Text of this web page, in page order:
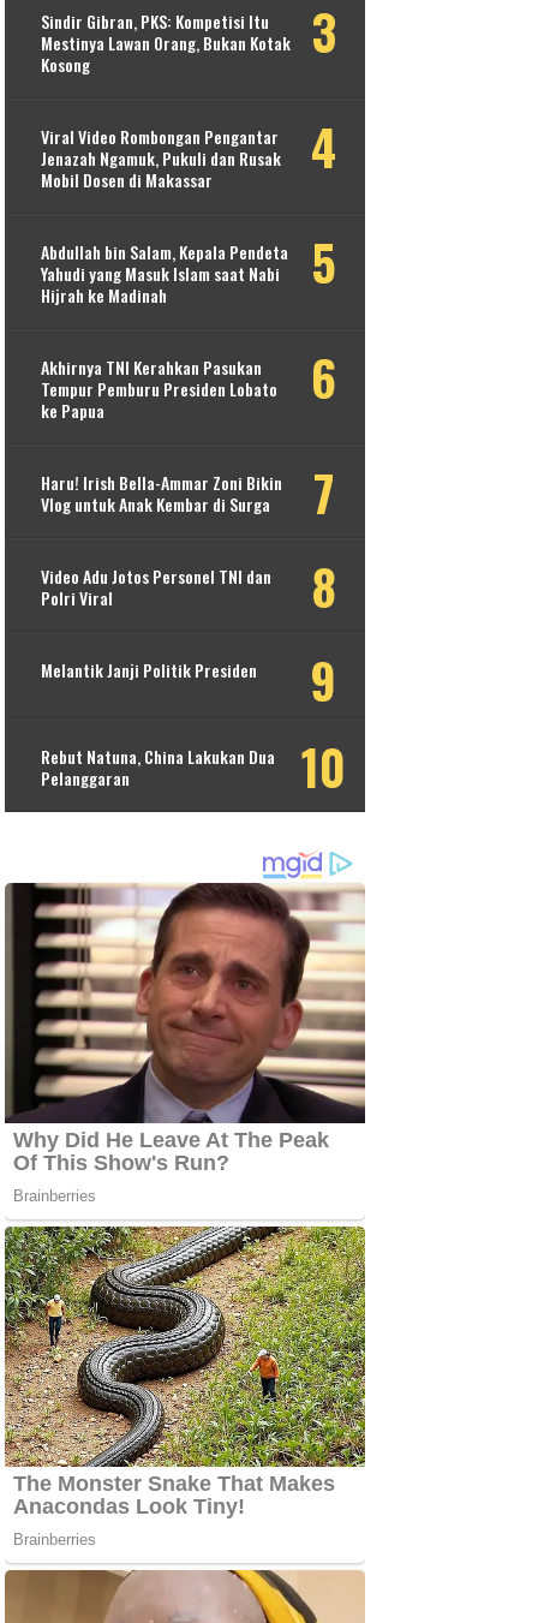
Sindir Gibran, PKS: Kompetisi Itu
Mestinya Lawan Orang, Bukan Kotak
Kosong
Viral Video Rombongan Pengantar
Jenazah Ngamuk, Pukuli dan Rusak
Mobil Dosen di Makassar
Abdullah bin Salam, Kepala Pendeta
Yahudi yang Masuk Islam saat Nabi
Hijrah ke Madinah
Akhirnya TNI Kerahkan Pasukan
Tempur Pemburu Presiden Lobato
ke Papua
Haru! Irish Bella-Ammar Zoni Bikin
Vlog untuk Anak Kembar di Surga
Video Adu Jotos Personel TNI dan
Polri Viral
Melantik Janji Politik Presiden
Rebut Natuna, China Lakukan Dua
Pelanggaran